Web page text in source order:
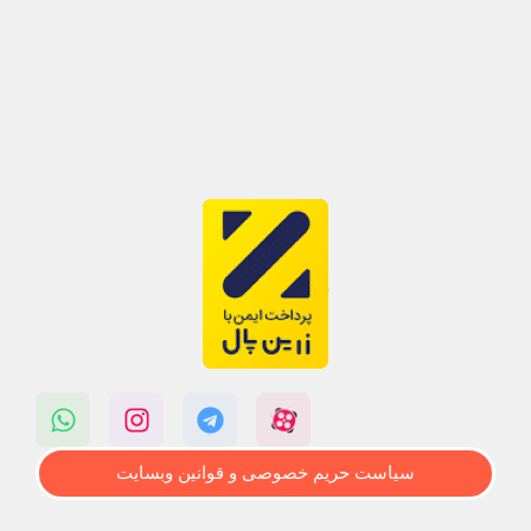
سیاست حریم خصوصی و قوانین وبسایت